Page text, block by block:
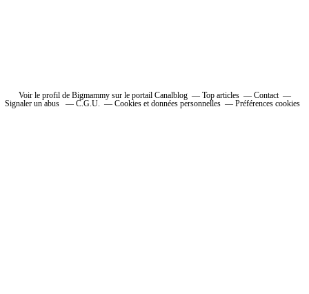
Voir le profil de Bigmammy sur le portail Canalblog Top articles
Contact
Signaler un abus
C.G.U. Cookies et données personnelles Préférences cookies